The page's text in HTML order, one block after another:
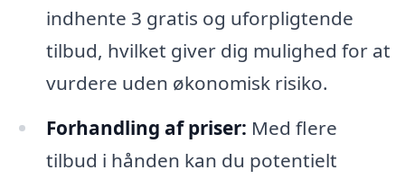
indhente 3 gratis og uforpligtende
tilbud, hvilket giver dig mulighed for at
vurdere uden økonomisk risiko.
Forhandling af priser: Med flere
tilbud i hånden kan du potentielt